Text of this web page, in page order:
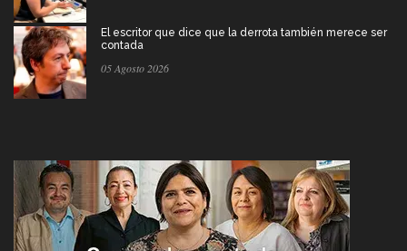
El escritor que dice que la derrota también merece ser
contada
05 Agosto 2026